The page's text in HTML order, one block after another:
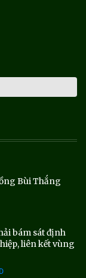
Bùi Thắng
bám sát định
liên kết vùng